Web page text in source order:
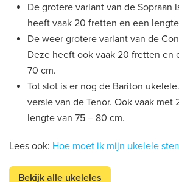
De grotere variant van de Sopraan
heeft vaak 20 fretten en een
De weer grotere variant van de
Deze heeft ook vaak 20 fretten en
70 cm.
Tot slot is er nog de Bariton
versie van de Tenor. Ook vaak met
lengte van 75 – 80 cm.
Lees ook: Hoe moet ik mijn ukelele
Bekijk alle ukeleles